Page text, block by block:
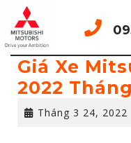
Skip
to
content
Giá Xe
2022
Tháng 3 24, 2022